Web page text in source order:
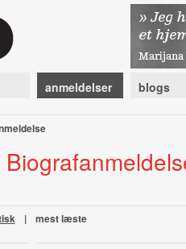
anmeldelser blogs
| mest læste